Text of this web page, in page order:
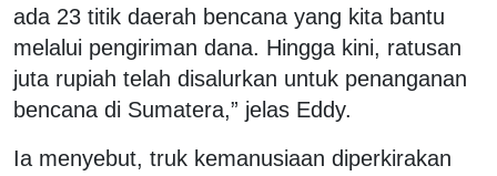
ada 23 titik daerah bencana yang kita bantu
melalui pengiriman dana. Hingga kini, ratusan
juta rupiah telah disalurkan untuk penanganan
bencana di Sumatera,” jelas Eddy.
Ia menyebut, truk kemanusiaan diperkirakan